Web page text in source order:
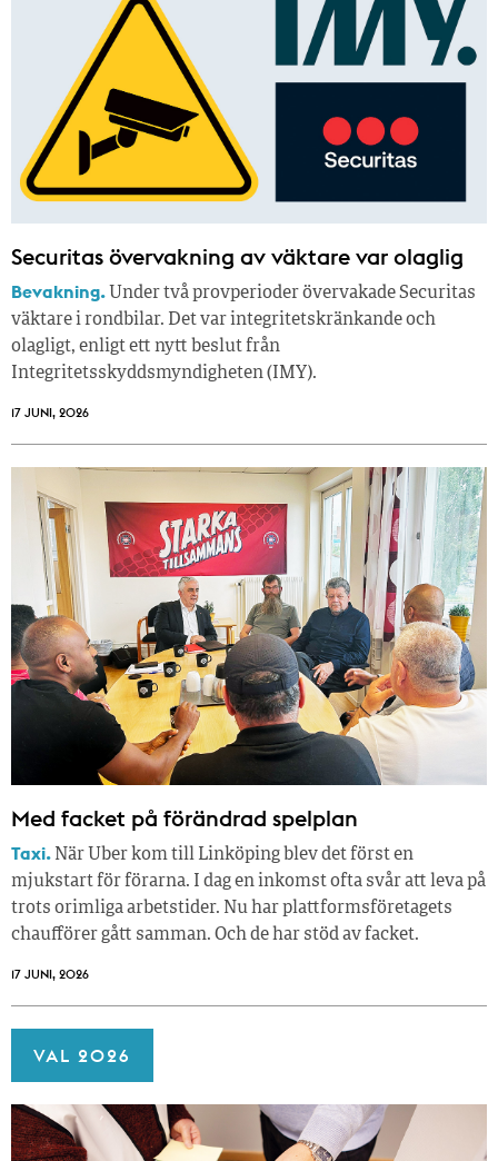
Securitas övervakning av väktare var olaglig
Bevakning. Under två provperioder övervakade Securitas
väktare i rondbilar. Det var integritetskränkande och
olagligt, enligt ett nytt beslut från
Integritetsskyddsmyndigheten (IMY).
17 JUNI, 2026
Med facket på förändrad spelplan
Taxi. När Uber kom till Linköping blev det först en
mjukstart för förarna. I dag en inkomst ofta svår att leva på
trots orimliga arbetstider. Nu har plattformsföretagets
chaufförer gått samman. Och de har stöd av facket.
17 JUNI, 2026
VAL 2026